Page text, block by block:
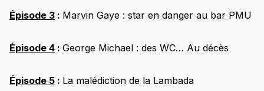
Épisode 3 : Marvin Gaye : star en danger au bar PMU
Épisode 4 : George Michael : des WC… Au décès
Épisode 5 : La malédiction de la Lambada